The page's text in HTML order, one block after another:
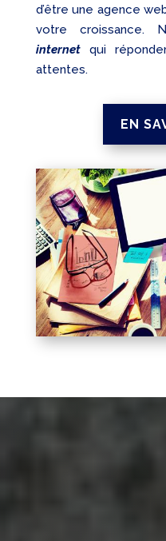
d’être une agence
votre croissance.
internetqui
attentes.
EN